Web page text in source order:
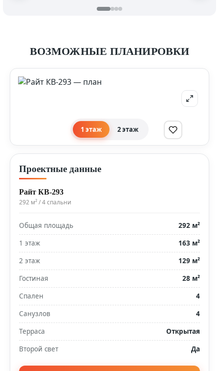
ВОЗМОЖНЫЕ ПЛАНИРОВКИ
1 этаж 2 этаж
Проектные данные
Райт КВ-293
292 м² / 4 спальни
Общая площадь
292 м²
1 этаж
163 м²
2 этаж
129 м²
Гостиная
28 м²
Спален
4
Санузлов
4
Терраса
Открытая
Второй свет
Да